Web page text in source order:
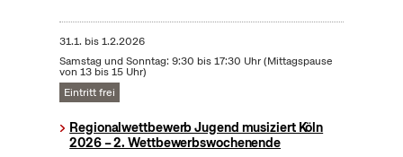
31.1. bis1.2.2026
Samstag und Sonntag: 9:30 bis 17:30 Uhr (Mittagspause
von 13 bis 15 Uhr)
Eintritt frei
Regionalwettbewerb Jugend musiziert Köln
2026 – 2. Wettbewerbswochenende